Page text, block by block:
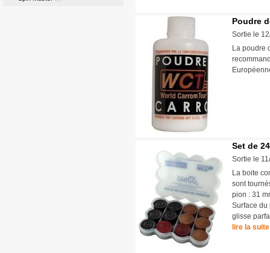
Poudre
Sortie le
La poudre
Set de
Sortie le
La boite
sont
pion : 31
Surface du
glisse
lire la suite